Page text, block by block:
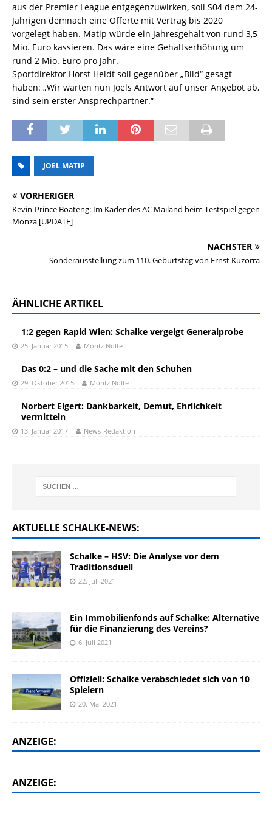
aus der Premier League entgegenzuwirken, soll S04 dem 24-
Jährigen demnach eine Offerte mit Vertrag bis 2020
vorgelegt haben. Matip würde ein Jahresgehalt von rund 3,5
Mio. Euro kassieren. Das wäre eine Gehaltserhöhung um
rund 2 Mio. Euro pro Jahr.
Sportdirektor Horst Heldt soll gegenüber „Bild“ gesagt
haben: „Wir warten nun Joels Antwort auf unser Angebot ab,
sind sein erster ­Ansprechpartner.“
JOEL MATIP
VORHERIGER
Kevin-Prince Boateng: Im Kader des AC Mailand beim Testspiel gegen
Monza [UPDATE]
NÄCHSTER
Sonderausstellung zum 110. Geburtstag von Ernst Kuzorra
ÄHNLICHE ARTIKEL
1:2 gegen Rapid Wien: Schalke vergeigt Generalprobe
25. Januar 2015 Moritz Nolte
Das 0:2 – und die Sache mit den Schuhen
29. Oktober 2015 Moritz Nolte
Norbert Elgert: Dankbarkeit, Demut, Ehrlichkeit
vermitteln
13. Januar 2017 News-Redaktion
AKTUELLE SCHALKE-NEWS:
Schalke – HSV: Die Analyse vor dem
Traditionsduell
22. Juli 2021
Ein Immobilienfonds auf Schalke: Alternative
für die Finanzierung des Vereins?
6. Juli 2021
Offiziell: Schalke verabschiedet sich von 10
Spielern
20. Mai 2021
ANZEIGE:
ANZEIGE: